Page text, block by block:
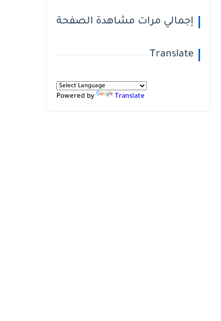
إجمالي مرات مشاهدة الصفحة
Translate
Powered by Translate